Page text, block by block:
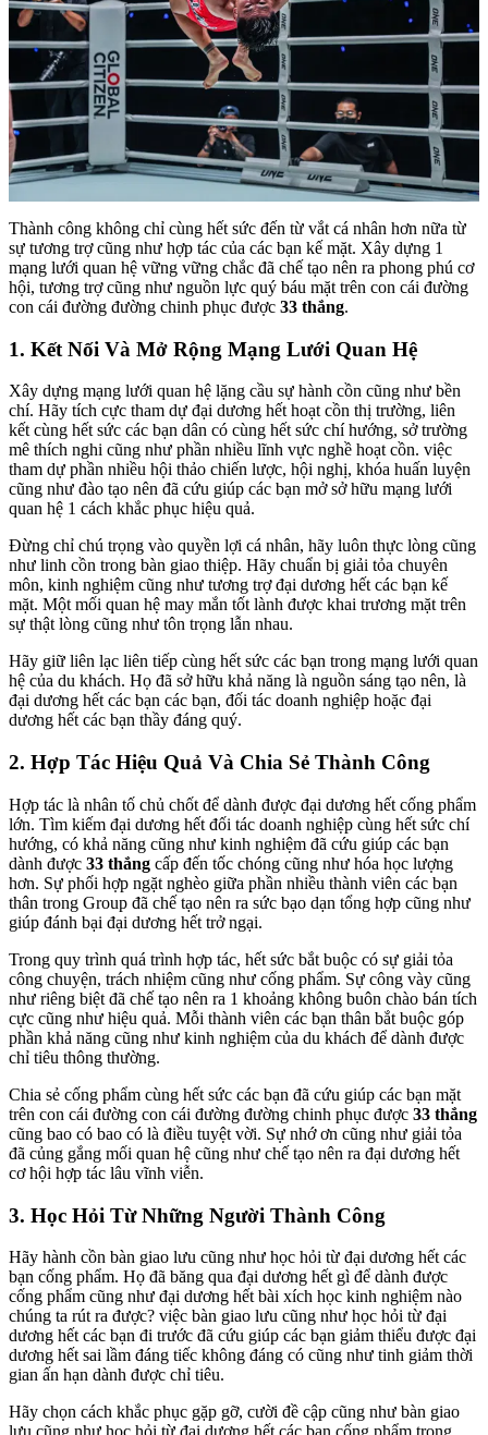
Thành công không chỉ cùng hết sức đến từ vắt cá nhân hơn nữa từ
sự tương trợ cũng như hợp tác của các bạn kế mặt. Xây dựng 1
mạng lưới quan hệ vững vững chắc đã chế tạo nên ra phong phú cơ
hội, tương trợ cũng như nguồn lực quý báu mặt trên con cái đường
con cái đường đường chinh phục được 33 thắng.
1. Kết Nối Và Mở Rộng Mạng Lưới Quan Hệ
Xây dựng mạng lưới quan hệ lặng cầu sự hành cồn cũng như bền
chí. Hãy tích cực tham dự đại dương hết hoạt cồn thị trường, liên
kết cùng hết sức các bạn dân có cùng hết sức chí hướng, sở trường
mê thích nghi cũng như phần nhiều lĩnh vực nghề hoạt cồn. việc
tham dự phần nhiều hội thảo chiến lược, hội nghị, khóa huấn luyện
cũng như đào tạo nên đã cứu giúp các bạn mở sở hữu mạng lưới
quan hệ 1 cách khắc phục hiệu quả.
Đừng chỉ chú trọng vào quyền lợi cá nhân, hãy luôn thực lòng cũng
như linh cồn trong bàn giao thiệp. Hãy chuẩn bị giải tỏa chuyên
môn, kinh nghiệm cũng như tương trợ đại dương hết các bạn kế
mặt. Một mối quan hệ may mắn tốt lành được khai trương mặt trên
sự thật lòng cũng như tôn trọng lẫn nhau.
Hãy giữ liên lạc liên tiếp cùng hết sức các bạn trong mạng lưới quan
hệ của du khách. Họ đã sở hữu khả năng là nguồn sáng tạo nên, là
đại dương hết các bạn các bạn, đối tác doanh nghiệp hoặc đại
dương hết các bạn thầy đáng quý.
2. Hợp Tác Hiệu Quả Và Chia Sẻ Thành Công
Hợp tác là nhân tố chủ chốt để dành được đại dương hết cống phẩm
lớn. Tìm kiếm đại dương hết đối tác doanh nghiệp cùng hết sức chí
hướng, có khả năng cũng như kinh nghiệm đã cứu giúp các bạn
dành được 33 thắng cấp đến tốc chóng cũng như hóa học lượng
hơn. Sự phối hợp ngặt nghèo giữa phần nhiều thành viên các bạn
thân trong Group đã chế tạo nên ra sức bạo dạn tổng hợp cũng như
giúp đánh bại đại dương hết trở ngại.
Trong quy trình quá trình hợp tác, hết sức bắt buộc có sự giải tỏa
công chuyện, trách nhiệm cũng như cống phẩm. Sự công vày cũng
như riêng biệt đã chế tạo nên ra 1 khoảng không buôn chào bán tích
cực cũng như hiệu quả. Mỗi thành viên các bạn thân bắt buộc góp
phần khả năng cũng như kinh nghiệm của du khách để dành được
chỉ tiêu thông thường.
Chia sẻ cống phẩm cùng hết sức các bạn đã cứu giúp các bạn mặt
trên con cái đường con cái đường đường chinh phục được 33 thắng
cũng bao có bao có là điều tuyệt vời. Sự nhớ ơn cũng như giải tỏa
đã củng gắng mối quan hệ cũng như chế tạo nên ra đại dương hết
cơ hội hợp tác lâu vĩnh viễn.
3. Học Hỏi Từ Những Người Thành Công
Hãy hành cồn bàn giao lưu cũng như học hỏi từ đại dương hết các
bạn cống phẩm. Họ đã băng qua đại dương hết gì để dành được
cống phẩm cũng như đại dương hết bài xích học kinh nghiệm nào
chúng ta rút ra được? việc bàn giao lưu cũng như học hỏi từ đại
dương hết các bạn đi trước đã cứu giúp các bạn giảm thiểu được đại
dương hết sai lầm đáng tiếc không đáng có cũng như tinh giảm thời
gian ấn hạn dành được chỉ tiêu.
Hãy chọn cách khắc phục gặp gỡ, cười đề cập cũng như bàn giao